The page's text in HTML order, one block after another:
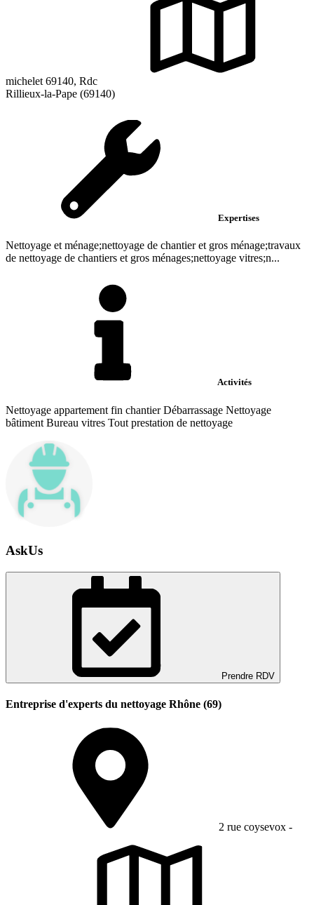
michelet 69140, Rdc
Rillieux-la-Pape (69140)
Expertises
Nettoyage et ménage;nettoyage de chantier et gros ménage;travaux
de nettoyage de chantiers et gros ménages;nettoyage vitres;n...
Activités
Nettoyage appartement fin chantier Débarrassage Nettoyage
bâtiment Bureau vitres Tout prestation de nettoyage
AskUs
Prendre RDV
Entreprise d'experts du nettoyage Rhône (69)
2 rue coysevox -